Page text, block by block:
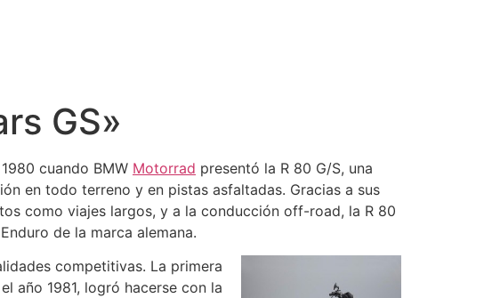
GS»
cuando BMW Motorrad presentó la R 80 G/S, una
en todo terreno y en pistas asfaltadas. Gracias a sus
como viajes largos, y a la conducción off-road, la R 80
de la marca alemana.
competitivas. La primera
año 1981, logró hacerse con la